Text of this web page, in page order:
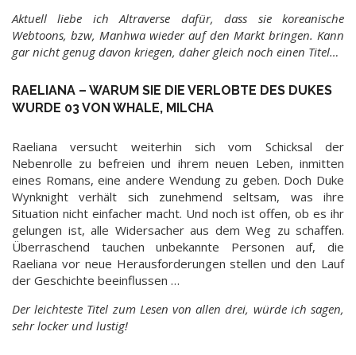
Aktuell liebe ich Altraverse dafür, dass sie koreanische
Webtoons, bzw, Manhwa wieder auf den Markt bringen. Kann
gar nicht genug davon kriegen, daher gleich noch einen Titel…
RAELIANA – WARUM SIE DIE VERLOBTE DES DUKES
WURDE 03 VON WHALE, MILCHA
Raeliana versucht weiterhin sich vom Schicksal der
Nebenrolle zu befreien und ihrem neuen Leben, inmitten
eines Romans, eine andere Wendung zu geben. Doch Duke
Wynknight verhält sich zunehmend seltsam, was ihre
Situation nicht einfacher macht. Und noch ist offen, ob es ihr
gelungen ist, alle Widersacher aus dem Weg zu schaffen.
Überraschend tauchen unbekannte Personen auf, die
Raeliana vor neue Herausforderungen stellen und den Lauf
der Geschichte beeinflussen …
Der leichteste Titel zum Lesen von allen drei, würde ich sagen,
sehr locker und lustig!